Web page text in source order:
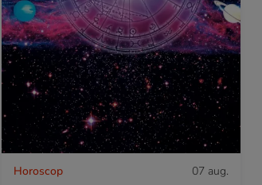
Horoscop 07 aug.